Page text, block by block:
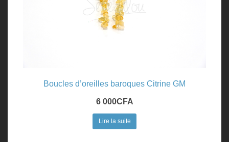
Boucles d’oreilles baroques Citrine GM
6 000CFA
Lire la suite